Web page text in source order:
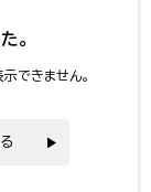
。
できません。